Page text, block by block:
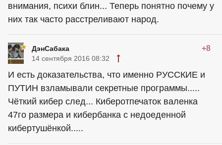
внимания, психи блин... Теперь понятно почему у
них так часто расстреливают народ.
ДэнСабака +8
14 сентября 2016 08:32
И есть доказательства, что именно РУССКИЕ и
ПУТИН взламывали секретные программы.....
Чёткий кибер след... Киберотпечаток валенка
47го размера и кибербанка с недоеденной
кибертушёнкой.....